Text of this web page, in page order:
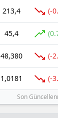
213,4 (-
45,4
48,380 (-
1,0181 (-
Son